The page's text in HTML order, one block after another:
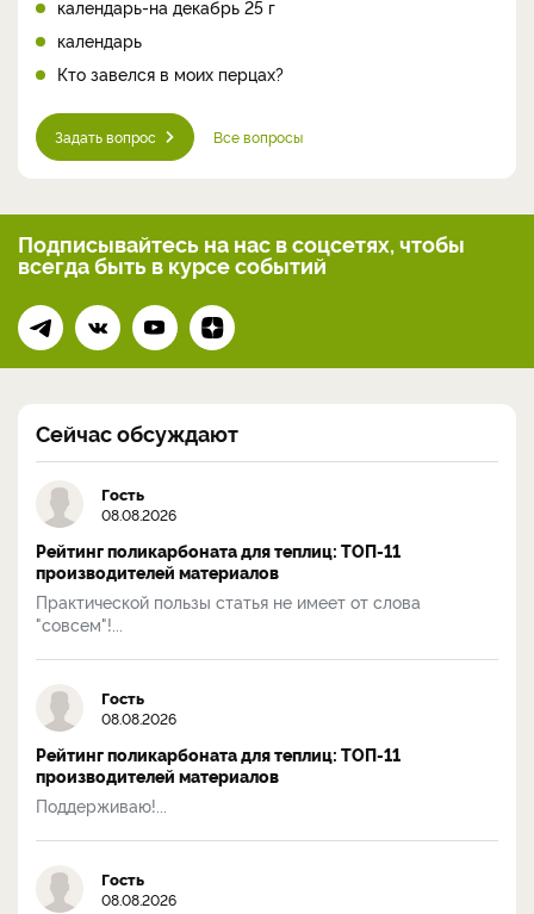
календарь-на декабрь 25 г
календарь
Кто завелся в моих перцах?
Задать вопрос Все вопросы
Подписывайтесь на нас в соцсетях, чтобы
всегдабыть в курсе событий
Сейчас обсуждают
Гость
08.08.2026
Рейтинг поликарбоната для теплиц: ТОП-11
производителей материалов
Практической пользы статья не имеет от слова
"совсем"!...
Гость
08.08.2026
Рейтинг поликарбоната для теплиц: ТОП-11
производителей материалов
Поддерживаю!...
Гость
08.08.2026